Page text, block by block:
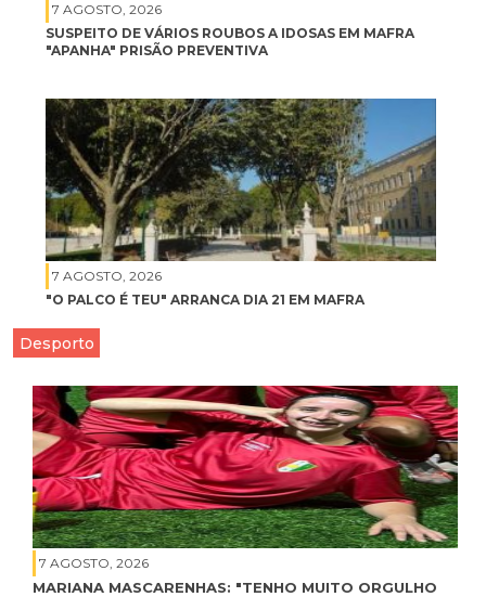
7 AGOSTO, 2026
SUSPEITO DE VÁRIOS ROUBOS A IDOSAS EM MAFRA
"APANHA" PRISÃO PREVENTIVA
7 AGOSTO, 2026
"O PALCO É TEU" ARRANCA DIA 21 EM MAFRA
Desporto
7 AGOSTO, 2026
MARIANA MASCARENHAS: "TENHO MUITO ORGULHO